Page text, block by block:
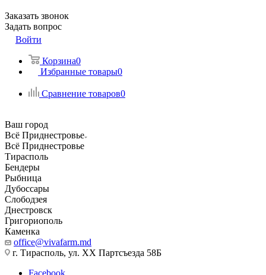
Заказать звонок
Задать вопрос
Войти
Корзина0
Избранные товары0
Сравнение товаров0
Ваш город
Всё Приднестровье
Всё Приднестровье
Тирасполь
Бендеры
Рыбница
Дубоссары
Слободзея
Днестровск
Григориополь
Каменка
office@vivafarm.md
г. Тирасполь, ул. ХХ Партсъезда 58Б
Facebook